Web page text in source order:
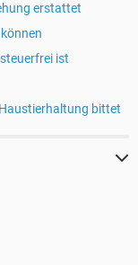
erstattet
ist
bittet